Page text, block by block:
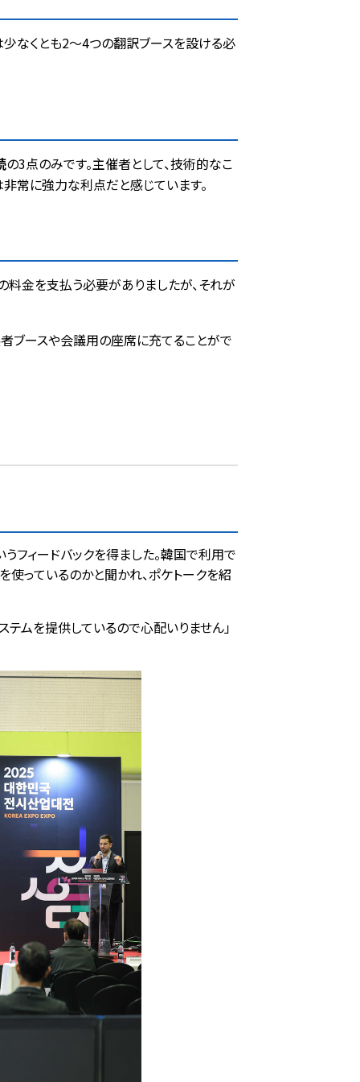
少なくとも2〜4つの翻訳ブースを設ける必
の3点のみです。主催者として、技術的なこ
常に強力な利点だと感じています。
金を支払う必要がありましたが、それが
ブースや会議用の座席に充てることがで
フィードバックを得ました。韓国で利用で
使っているのかと聞かれ、ポケトークを紹
テムを提供しているので心配いりません」